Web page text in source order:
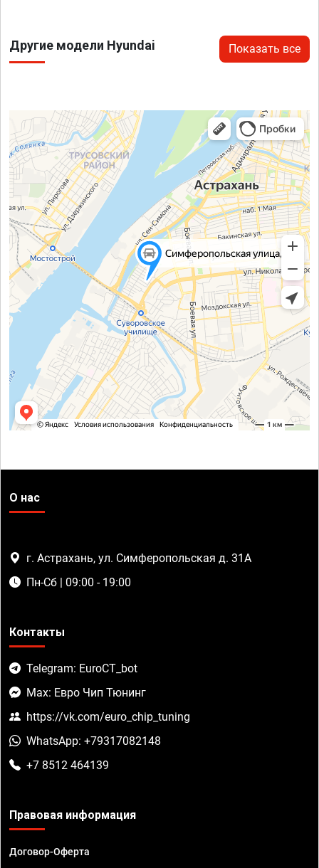
Другие модели Hyundai Показать все
О нас
г. Астрахань, ул. Симферопольская д. 31А
Пн-Сб | 09:00 - 19:00
Контакты
Telegram: EuroCT_bot
Max: Евро Чип Тюнинг
https://vk.com/euro_chip_tuning
WhatsApp: +79317082148
+7 8512 464139
Правовая информация
Договор-Оферта